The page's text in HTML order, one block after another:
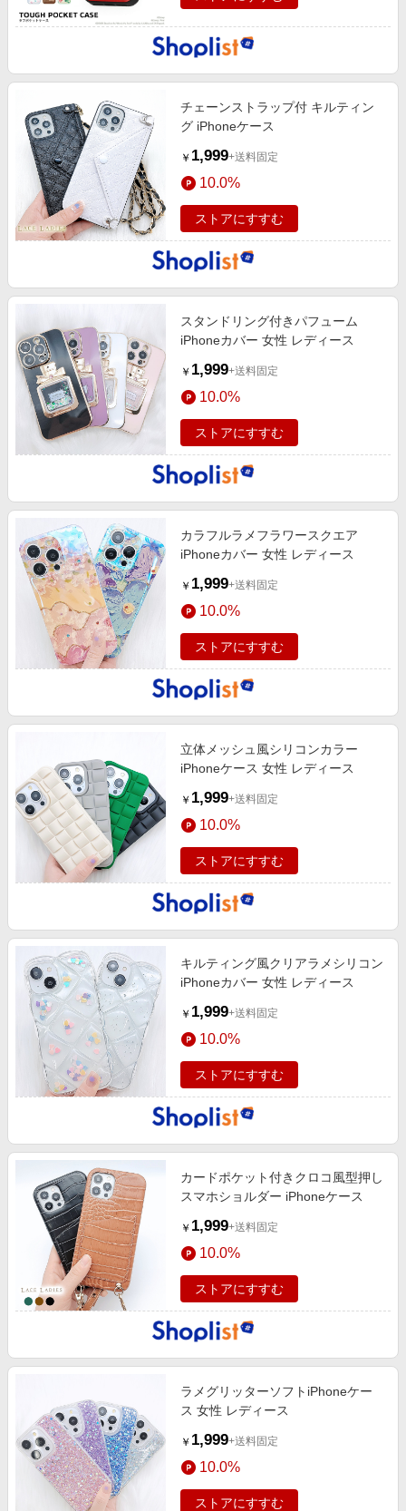
チェーンストラップ付 キルティン
グ iPhoneケース
￥ 1,999+送料固定
10.0%
ストアにすすむ
スタンドリング付きパフューム
iPhoneカバー 女性 レディース
￥ 1,999+送料固定
10.0%
ストアにすすむ
カラフルラメフラワースクエア
iPhoneカバー 女性 レディース
￥ 1,999+送料固定
10.0%
ストアにすすむ
立体メッシュ風シリコンカラー
iPhoneケース 女性 レディース
￥ 1,999+送料固定
10.0%
ストアにすすむ
キルティング風クリアラメシリコン
iPhoneカバー 女性 レディース
￥ 1,999+送料固定
10.0%
ストアにすすむ
カードポケット付きクロコ風型押し
スマホショルダー iPhoneケース
￥ 1,999+送料固定
10.0%
ストアにすすむ
ラメグリッターソフトiPhoneケー
ス 女性 レディース
￥ 1,999+送料固定
10.0%
ストアにすすむ